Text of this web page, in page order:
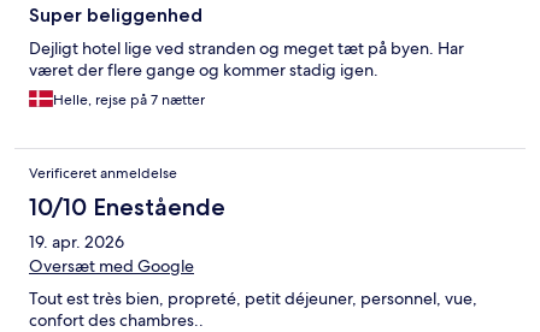
Super beliggenhed
Dejligt hotel lige ved stranden og meget tæt på byen. Har
været der flere gange og kommer stadig igen.
Helle, rejse på 7 nætter
Verificeret anmeldelse
10/10 Enestående
19. apr. 2026
Oversæt med Google
Tout est très bien, propreté, petit déjeuner, personnel, vue,
confort des chambres..